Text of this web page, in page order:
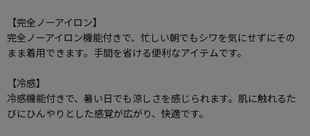
【完全ノーアイロン】
完全ノーアイロン機能付きで、忙しい朝でもシワを気にせずにその
まま着用できます。手間を省ける便利なアイテムです。
【冷感】
冷感機能付きで、暑い日でも涼しさを感じられます。肌に触れるた
びにひんやりとした感覚が広がり、快適です。